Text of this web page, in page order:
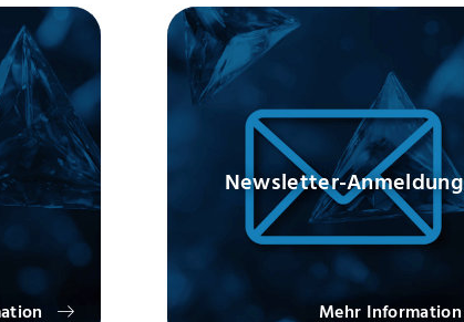
Newsletter-Anmeldung
Mehr Information